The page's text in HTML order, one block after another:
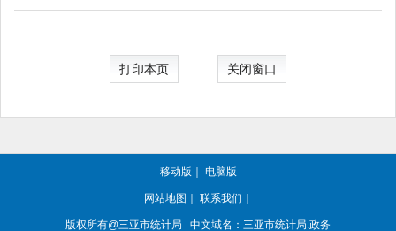
打印本页 关闭窗口
移动版 ｜ 电脑版
网站地图 ｜ 联系我们 ｜
版权所有@三亚市统计局 中文域名：三亚市统计局.政务